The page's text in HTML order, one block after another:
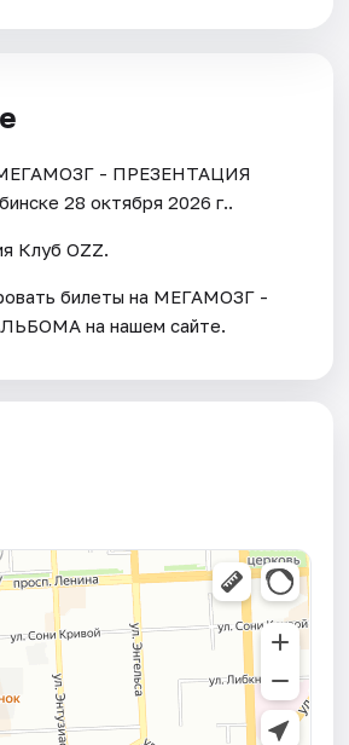
МЕГАМОЗГ - ПРЕЗЕНТАЦИЯ
28 октября 2026 г..
Клуб OZZ.
билеты на МЕГАМОЗГ -
на нашем сайте.